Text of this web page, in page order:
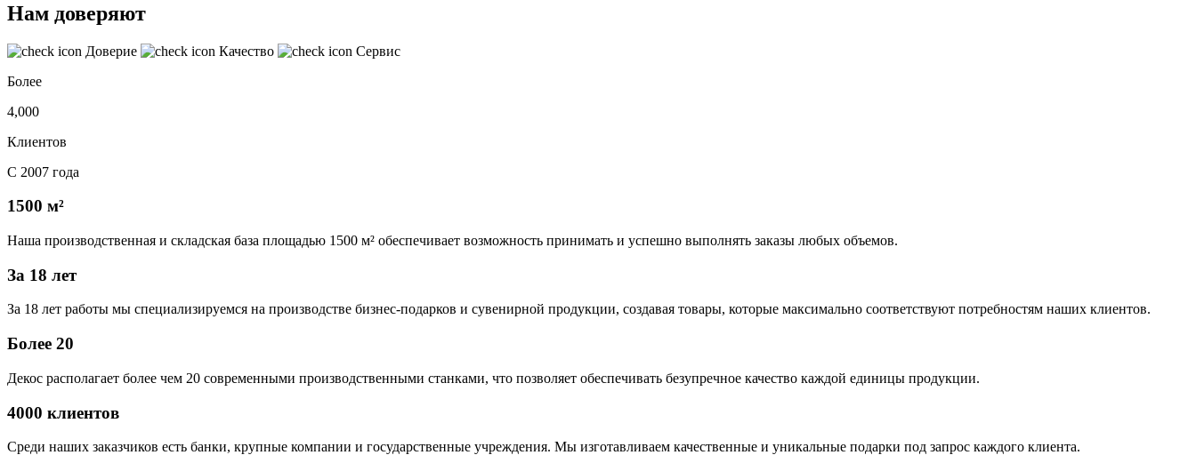
Нам доверяют
Доверие Качество
Сервис
Более
4,000
Клиентов
С 2007 года
1500 м²
Наша производственная и складская база площадью 1500 м² обеспечивает возможность принимать и успешно выполнять заказы любых объемов.
За 18 лет
За 18 лет работы мы специализируемся на производстве бизнес-подарков и сувенирной продукции, создавая товары, которые максимально соответствуют потребностям наших клиентов.
Более 20
Декос располагает более чем 20 современными производственными станками, что позволяет обеспечивать безупречное качество каждой единицы продукции.
4000 клиентов
Среди наших заказчиков есть банки, крупные компании и государственные учреждения. Мы изготавливаем качественные и уникальные подарки под запрос каждого клиента.